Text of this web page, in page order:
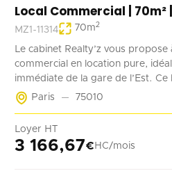
Local Commercial | 70m² |
MZ1-11314 70m2
Le cabinet Realty’z vous propose
commercial en location pure,
immédiate de la gare de l’Est.
de-chaussée de 70 m² accessible
parties communes de
rénové, ce local est adapté à tout
pas de nuisances.
Paris 75010
Loyer HT
3 166,67€ HC/mois